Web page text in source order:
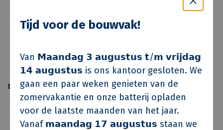
Tijd voor de bouwvak!
Van 𝗠𝗮𝗮𝗻𝗱𝗮𝗴 𝟯 𝗮𝘂𝗴𝘂𝘀𝘁𝘂𝘀 𝘁/𝗺 𝘃𝗿𝗶𝗷𝗱𝗮𝗴
𝟭𝟰 𝗮𝘂𝗴𝘂𝘀𝘁𝘂𝘀 is ons kantoor gesloten. We
gaan een paar weken genieten van de
zomervakantie en onze batterij opladen
voor de laatste maanden van het jaar.
Vanaf 𝗺𝗮𝗮𝗻𝗱𝗮𝗴 𝟭𝟳 𝗮𝘂𝗴𝘂𝘀𝘁𝘂𝘀 staan we
Nieuwsoverzicht
Deel dit verhaal